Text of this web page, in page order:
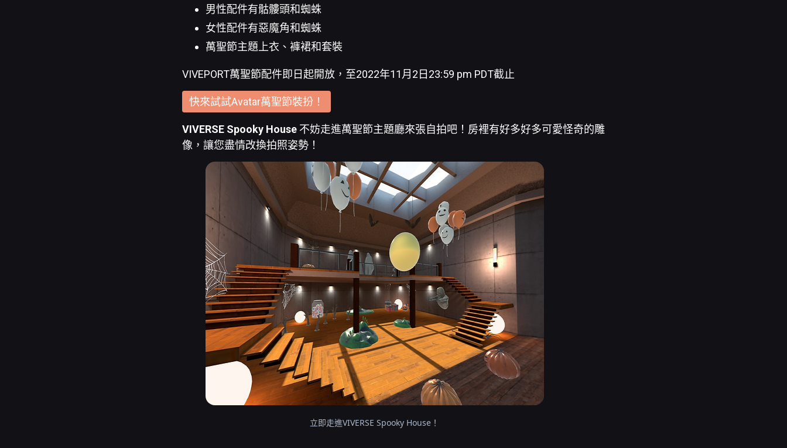
男性配件有骷髏頭和蜘蛛
女性配件有惡魔角和蜘蛛
萬聖節主題上衣、褲裙和套裝
VIVEPORT萬聖節配件即日起開放，至2022年11月2日23:59 pm PDT截止
快來試試Avatar萬聖節裝扮！
VIVERSE Spooky House 不妨走進萬聖節主題廳來張自拍吧！房裡有好多好多可愛怪奇的雕
像，讓您盡情改換拍照姿勢！
立即走進VIVERSE Spooky House！